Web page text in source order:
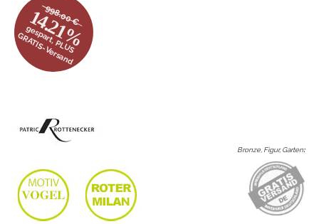
998.00 €
14.21%
gespart, PLUS
GRATIS-Versand
Bronze, Figur, Garten: